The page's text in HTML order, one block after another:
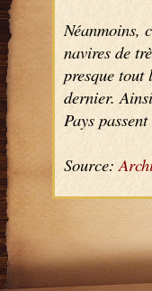
Néanmoins,
navires de
presque tout
dernier.
Pays
Source: